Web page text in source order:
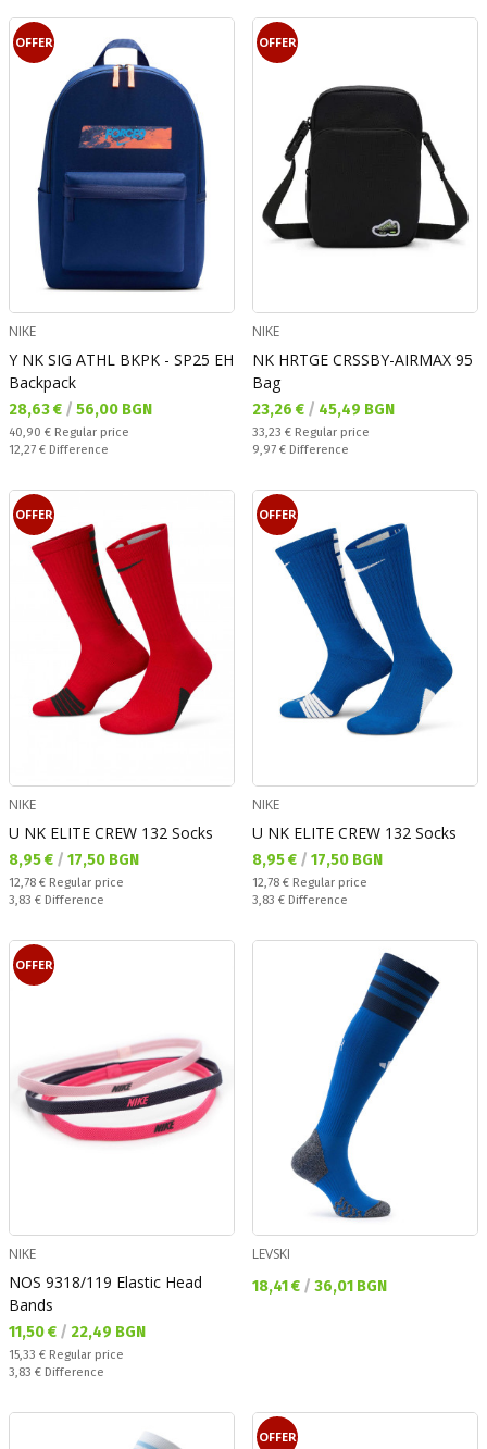
OFFER
NIKE
Y NK SIG ATHL BKPK - SP25 EH
Backpack
Текуща цена:
28,63 € / 56,00 BGN
Regular price:
40,90 € Regular price
Спестявате:
12,27 € Difference
OFFER
NIKE
NK HRTGE CRSSBY-AIRMAX 95
Bag
Текуща цена:
23,26 € / 45,49 BGN
Regular price:
33,23 € Regular price
Спестявате:
9,97 € Difference
OFFER
NIKE
U NK ELITE CREW 132 Socks
Текуща цена:
8,95 € / 17,50 BGN
Regular price:
12,78 € Regular price
Спестявате:
3,83 € Difference
OFFER
NIKE
U NK ELITE CREW 132 Socks
Текуща цена:
8,95 € / 17,50 BGN
Regular price:
12,78 € Regular price
Спестявате:
3,83 € Difference
OFFER
NIKE
NOS 9318/119 Elastic Head
Bands
Текуща цена:
11,50 € / 22,49 BGN
Regular price:
15,33 € Regular price
Спестявате:
3,83 € Difference
LEVSKI
Текуща цена:
18,41 € / 36,01 BGN
OFFER